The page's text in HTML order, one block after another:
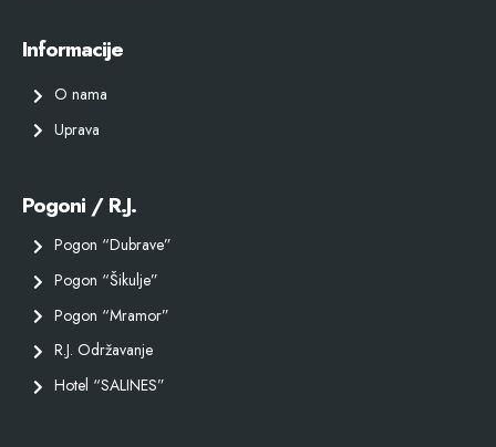
Informacije
O nama
Uprava
Pogoni / R.J.
Pogon “Dubrave”
Pogon “Šikulje”
Pogon “Mramor”
R.J. Održavanje
Hotel “SALINES”